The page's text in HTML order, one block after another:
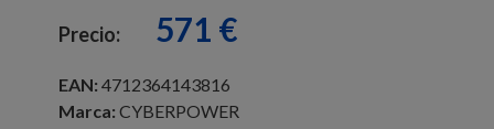
Precio: 571 €
EAN: 4712364143816
Marca: CYBERPOWER